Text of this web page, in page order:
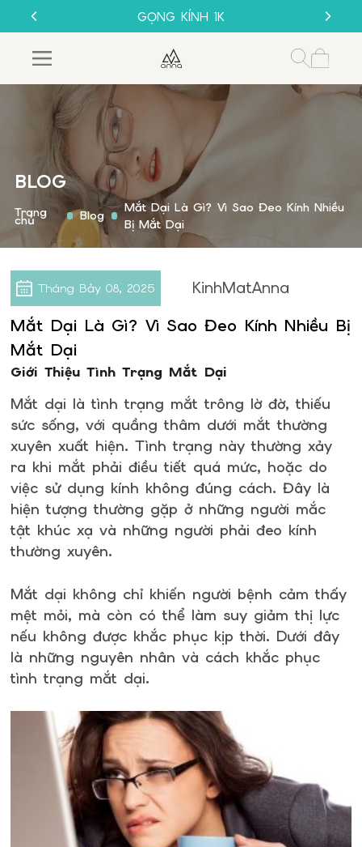
GỌNG KÍNH 1K
MUA 1 TẶNG 1
SALE 50%
THU CŨ ĐỔI MỚI
GỌNG KÍNH 1K
BLOG
Trang
chủ Blog
Mắt Dại Là Gì? Vì Sao Đeo Kính Nhiều
Bị Mắt Dại
Tháng Bảy 08, 2025 KinhMatAnna
Mắt Dại Là Gì? Vì Sao Đeo Kính Nhiều Bị
Mắt Dại
Giới Thiệu Tình Trạng Mắt Dại
Mắt dại là tình trạng mắt trông lờ đờ, thiếu
sức sống, với quầng thâm dưới mắt thường
xuyên xuất hiện. Tình trạng này thường xảy
ra khi mắt phải điều tiết quá mức, hoặc do
việc sử dụng kính không đúng cách. Đây là
hiện tượng thường gặp ở những người mắc
tật khúc xạ và những người phải đeo kính
thường xuyên.
Mắt dại không chỉ khiến người bệnh cảm thấy
mệt mỏi, mà còn có thể làm suy giảm thị lực
nếu không được khắc phục kịp thời. Dưới đây
là những nguyên nhân và cách khắc phục
tình trạng mắt dại.